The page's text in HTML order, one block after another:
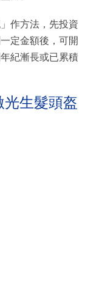
作方法，先投資
定金額後，可開
紀漸長或已累積
光生髮頭盔